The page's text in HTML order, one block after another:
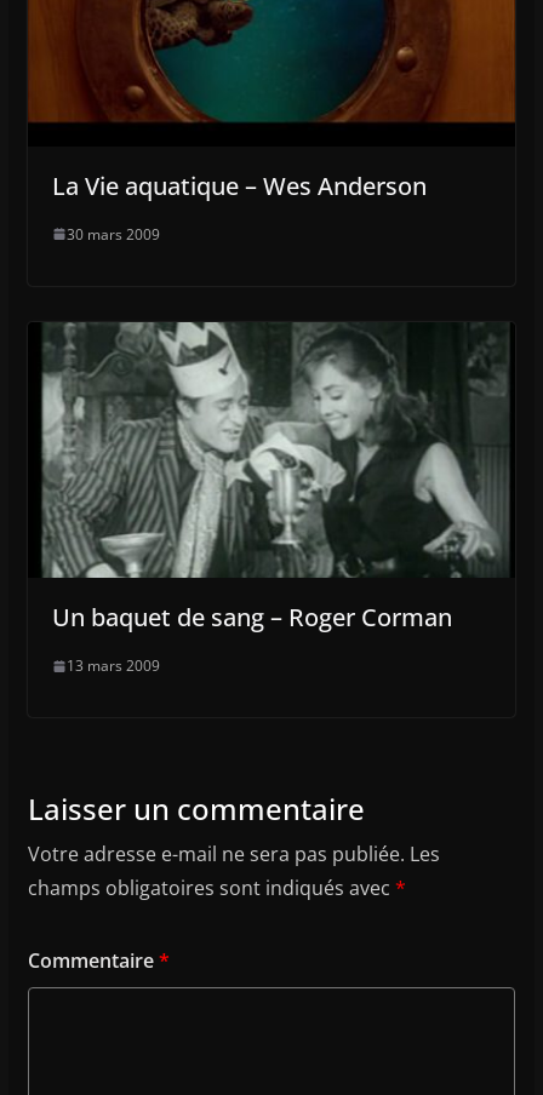
La Vie aquatique – Wes Anderson
30 mars 2009
Un baquet de sang – Roger Corman
13 mars 2009
Laisser un commentaire
Votre adresse e-mail ne sera pas publiée. Les
champs obligatoires sont indiqués avec *
Commentaire*